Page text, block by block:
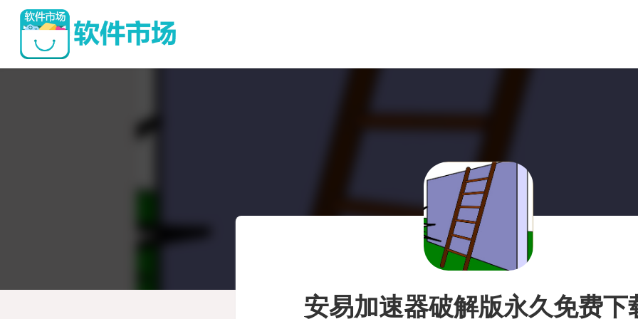
安易加速器破解版永久免费下